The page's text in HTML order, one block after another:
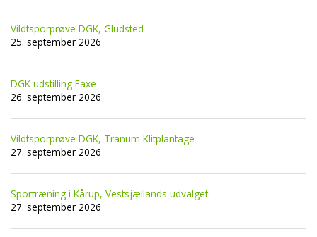
Vildtsporprøve DGK, Gludsted
25. september 2026
DGK udstilling Faxe
26. september 2026
Vildtsporprøve DGK, Tranum Klitplantage
27. september 2026
Sportræning i Kårup, Vestsjællands udvalget
27. september 2026